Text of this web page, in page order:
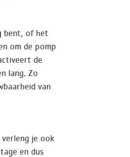
bent, of het
om de pomp
de
lang. Zo
van
je ook
en dus